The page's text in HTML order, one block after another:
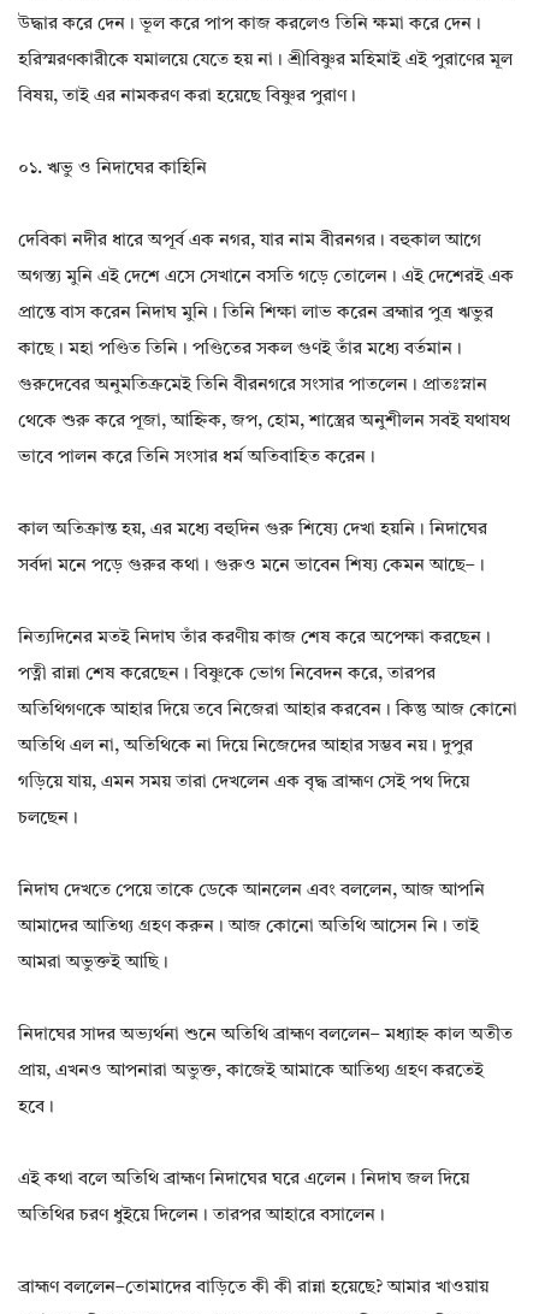
উদ্ধার করে দেন। ভূল করে পাপ কাজ করলেও তিনি ক্ষমা করে দেন।
হরিস্মরণকারীকে যমালয়ে যেতে হয় না। শ্রীবিষ্ণুর মহিমাই এই পুরাণের মূল
বিষয়, তাই এর নামকরণ করা হয়েছে বিষ্ণুর পুরাণ।
০১. ঋভু ও নিদাঘের কাহিনি
দেবিকা নদীর ধারে অপূর্ব এক নগর, যার নাম বীরনগর। বহুকাল আগে
অগস্ত্য মুনি এই দেশে এসে সেখানে বসতি গড়ে তোলেন। এই দেশেরই এক
প্রান্তে বাস করেন নিদাঘ মুনি। তিনি শিক্ষা লাভ করেন ব্রহ্মার পুত্র ঋভুর
কাছে। মহা পণ্ডিত তিনি। পণ্ডিতের সকল গুণই তাঁর মধ্যে বর্তমান।
গুরুদেবের অনুমতিক্রমেই তিনি বীরনগরে সংসার পাতলেন। প্রাতঃস্নান
থেকে শুরু করে পূজা, আহ্নিক, জপ, হোম, শাস্ত্রের অনুশীলন সবই যথাযথ
ভাবে পালন করে তিনি সংসার ধর্ম অতিবাহিত করেন।
কাল অতিক্রান্ত হয়, এর মধ্যে বহুদিন গুরু শিষ্যে দেখা হয়নি। নিদাঘের
সর্বদা মনে পড়ে গুরুর কথা। গুরুও মনে ভাবেন শিষ্য কেমন আছে–।
নিত্যদিনের মতই নিদাঘ তাঁর করণীয় কাজ শেষ করে অপেক্ষা করছেন।
পত্নী রান্না শেষ করেছেন। বিষ্ণুকে ভোগ নিবেদন করে, তারপর
অতিথিগণকে আহার দিয়ে তবে নিজেরা আহার করবেন। কিন্তু আজ কোনো
অতিথি এল না, অতিথিকে না দিয়ে নিজেদের আহার সম্ভব নয়। দুপুর
গড়িয়ে যায়, এমন সময় তারা দেখলেন এক বৃদ্ধ ব্রাহ্মণ সেই পথ দিয়ে
চলছেন।
নিদাঘ দেখতে পেয়ে তাকে ডেকে আনলেন এবং বললেন, আজ আপনি
আমাদের আতিথ্য গ্রহণ করুন। আজ কোনো অতিথি আসেন নি। তাই
আমরা অভুক্তই আছি।
নিদাঘের সাদর অভ্যর্থনা শুনে অতিথি ব্রাহ্মণ বললেন– মধ্যাহ্ন কাল অতীত
প্রায়, এখনও আপনারা অভুক্ত, কাজেই আমাকে আতিথ্য গ্রহণ করতেই
হবে।
এই কথা বলে অতিথি ব্রাহ্মণ নিদাঘের ঘরে এলেন। নিদাঘ জল দিয়ে
অতিথির চরণ ধুইয়ে দিলেন। তারপর আহারে বসালেন।
ব্রাহ্মণ বললেন–তোমাদের বাড়িতে কী কী রান্না হয়েছে? আমার খাওয়ায়